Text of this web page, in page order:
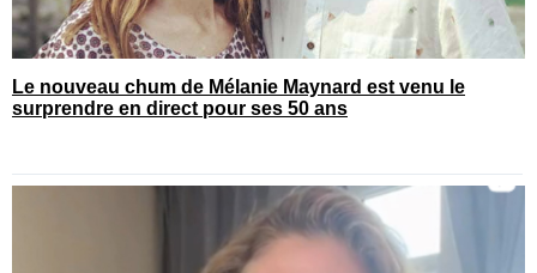
Le nouveau chum de Mélanie Maynard est venu le
surprendre en direct pour ses 50 ans